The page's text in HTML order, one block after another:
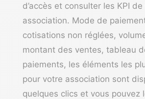
d’accès et consulter les KPI de
association. Mode de
cotisations non réglées,
montant des ventes, tableau
paiements, les éléments les
pour votre association sont
quelques clics et vous pouvez